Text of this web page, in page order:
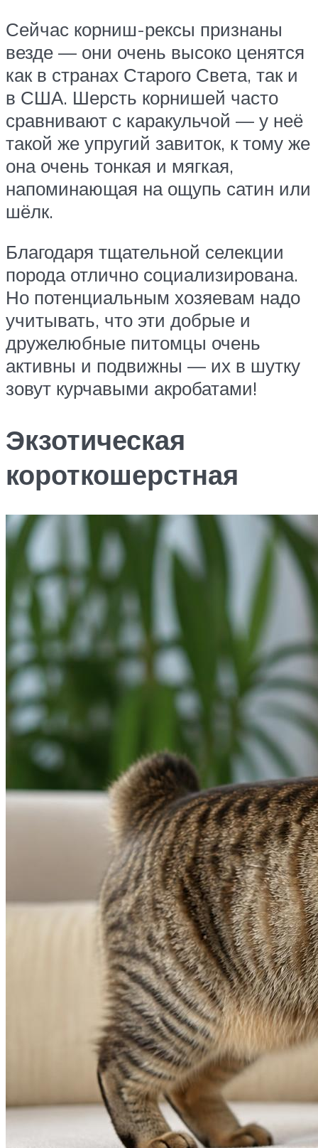
Сейчас корниш-рексы признаны
везде — они очень высоко ценятся
как в странах Старого Света, так и
в США. Шерсть корнишей часто
сравнивают с каракульчой — у неё
такой же упругий завиток, к тому же
она очень тонкая и мягкая,
напоминающая на ощупь сатин или
шёлк.
Благодаря тщательной селекции
порода отлично социализирована.
Но потенциальным хозяевам надо
учитывать, что эти добрые и
дружелюбные питомцы очень
активны и подвижны — их в шутку
зовут курчавыми акробатами!
Экзотическая
короткошерстная